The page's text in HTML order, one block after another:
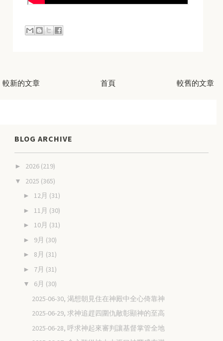
較新的文章 較舊的文章
首頁
BLOG ARCHIVE
► 2026 (219)
▼ 2025 (365)
► 12月 (31)
► 11月 (30)
► 10月 (31)
► 9月 (30)
► 8月 (31)
► 7月 (31)
▼ 6月 (30)
2025-06-30, 渴想朝見住在神殿中全心倚靠神
2025-06-29, 求神追趕四圍仇敵彰顯神的至高
2025-06-28, 呼求神起來審判讓基督掌管全地